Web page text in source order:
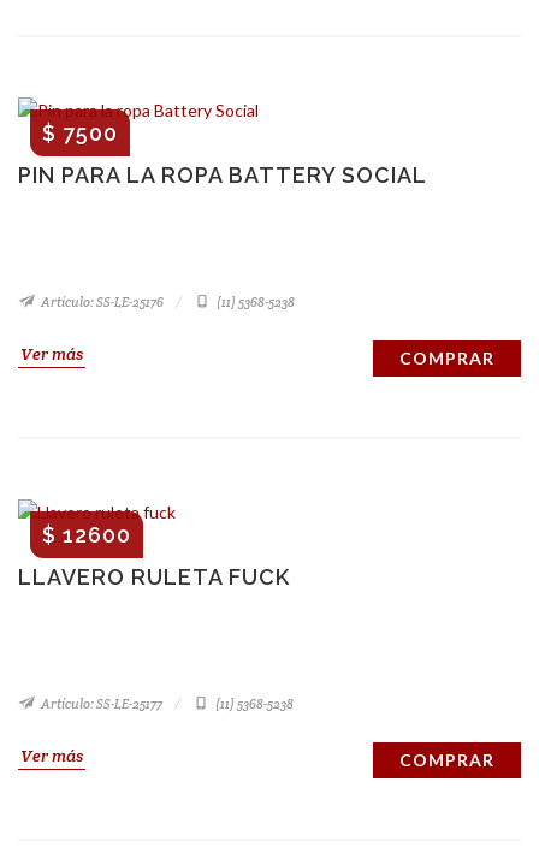
PIN PARA LA ROPA BATTERY SOCIAL
$ 7500
Artículo: SS-LE-25176 (11) 5368-5238
Ver más COMPRAR
LLAVERO RULETA FUCK
$ 12600
Artículo: SS-LE-25177 (11) 5368-5238
Ver más COMPRAR